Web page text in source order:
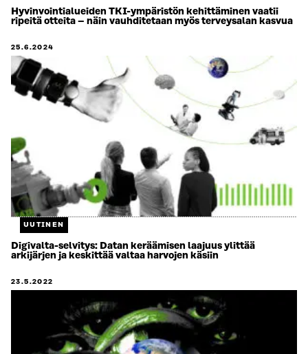
Hyvinvointialueiden TKI-ympäristön kehittäminen vaatii
ripeitä otteita – näin vauhditetaan myös terveysalan kasvua
25.6.2024
UUTINEN
Digivalta-selvitys: Datan keräämisen laajuus ylittää
arkijärjen ja keskittää valtaa harvojen käsiin
23.5.2022
1.